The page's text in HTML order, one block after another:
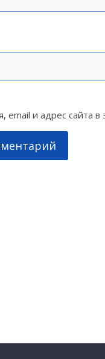
email и адрес сайта